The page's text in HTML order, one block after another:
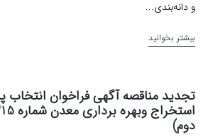
و دانه‌بندی...
بیشتر بخوانید
تجدید مناقصه آگهی فراخوان انتخاب
دوم)